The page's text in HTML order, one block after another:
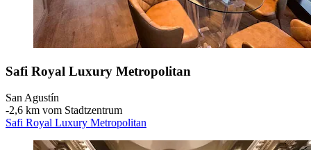
Safi Royal Luxury Metropolitan
San Agustín
‐2,6 km vom Stadtzentrum
Safi Royal Luxury Metropolitan